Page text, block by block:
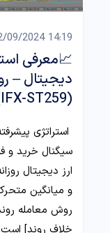
14:19 02/09/2024
📈معرفی
(IFX-ST259)🔥
استراتژی
سیگنال خرید و
و میانگین
روش معامله